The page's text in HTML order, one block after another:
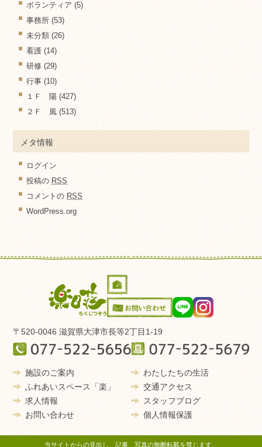
ボランティア (5)
事務所 (53)
未分類 (26)
看護 (14)
研修 (29)
行事 (10)
１Ｆ 陽 (427)
２Ｆ 風 (513)
メタ情報
ログイン
投稿の RSS
コメントの RSS
WordPress.org
〒520-0046 滋賀県大津市長等2丁目1-19
施設のご案内
わたしたちの生活
ふれあいスペース「楽」
交通アクセス
求人情報
スタッフブログ
お問い合わせ
個人情報保護
当サイトからの見出し、記事、写真の無断転載を禁じます。